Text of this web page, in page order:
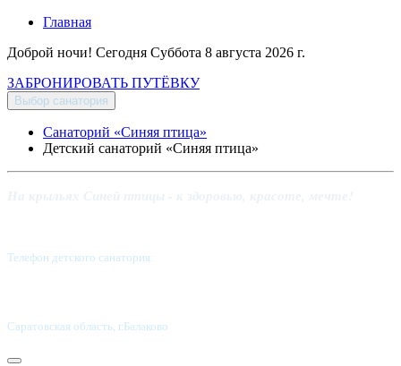
Главная
Доброй ночи! Сегодня Суббота 8 августа 2026 г.
ЗАБРОНИРОВАТЬ ПУТЁВКУ
Выбор санатория
Санаторий «Синяя птица»
Детский санаторий «Синяя птица»
Телефон детского санатория:
Саратовская область, г.Балаково